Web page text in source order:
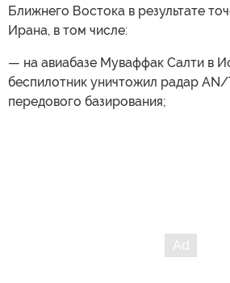
Ближнего Востока в результате
Ирана, в том числе:
— на авиабазе Муваффак Салти в
беспилотник уничтожил радар
передового базирования;